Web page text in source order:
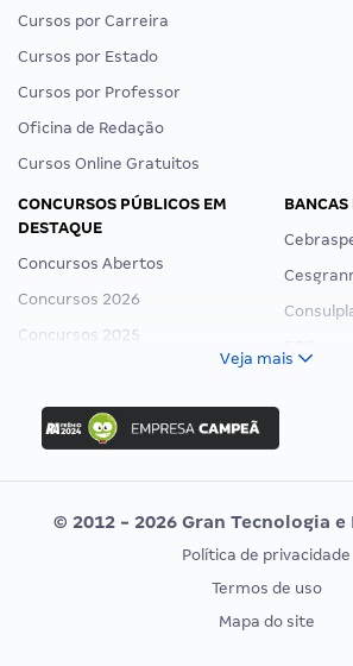
Cursos por Carreira
Cursos por Estado
Cursos por Professor
Oficina de Redação
Cursos Online Gratuitos
CONCURSOS PÚBLICOS EM
DESTAQUE
Concursos Abertos
Concursos 2026
Concursos 2025
Concurso Ibama
Concurso MPU
Editais publicados
BANCAS
Vunesp
CONCURSOS POR PROFISSÃO
EXAME
Veja mais
© 2012 - 2026 Gran Tecnologia e
Política de privacidade
Termos de uso
Mapa do site